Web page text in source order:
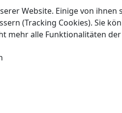
Website. Einige von
(Tracking Cookies). Sie
mehr alle Funktionalitäten